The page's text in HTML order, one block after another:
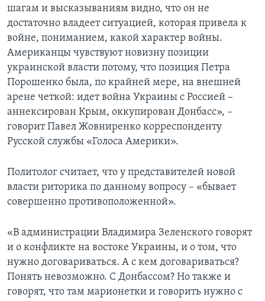
шагам и высказываниям видно, что он не
достаточно владеет ситуацией, которая привела к
войне, пониманием, какой характер войны.
Американцы чувствуют новизну позиции
украинской власти потому, что позиция Петра
Порошенко была, по крайней мере, на внешней
арене четкой: идет война Украины с Россией –
аннексирован Крым, оккупирован Донбасс», –
говорит Павел Жовниренко корреспонденту
Русской службы «Голоса Америки».
Политолог считает, что у представителей новой
власти риторика по данному вопросу – «бывает
совершенно противоположенной».
«В администрации Владимира Зеленского говорят
и о конфликте на востоке Украины, и о том, что
нужно договариваться. А с кем договариваться?
Понять невозможно. С Донбассом? Но также и
говорят, что там марионетки и говорить нужно с